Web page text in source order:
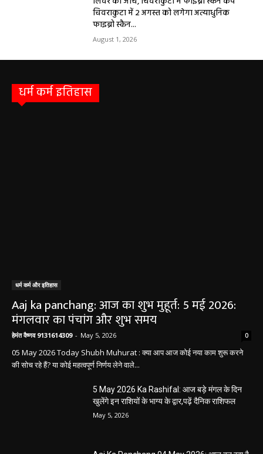
चिवराकुटा में 2 अगस्त को लगेगा अत्याधुनिक
फाइब्रो स्कैन...
August 1, 2026
धर्म कर्म इतिहास
धर्म कर्म और इतिहास
Aaj ka panchang: आज का शुभ मुहूर्त: 5 मई 2026:
मंगलवार का पंचांग और शुभ समय
हेमंत वैष्णव 9131614309 - May 5, 2026 0
05 May 2026 Today Shubh Muhurat : क्या आप आज कोई नया काम शुरू करने
की सोच रहे हैं? या कोई महत्वपूर्ण निर्णय लेने वाले...
5 May 2026 Ka Rashifal: आज बड़े मंगल के दिन
खुलेंगे इन राशियों के भाग्य के द्वार,पढ़ें दैनिक राशिफल
May 5, 2026